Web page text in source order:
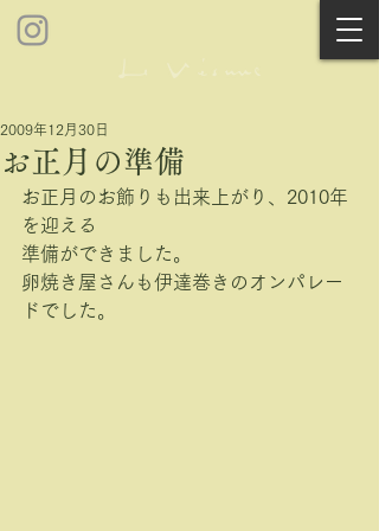
お正月の準備
2009年12月30日
お正月のお飾りも出来上がり、2010年
を迎える
準備ができました。
卵焼き屋さんも伊達巻きのオンパレー
ドでした。